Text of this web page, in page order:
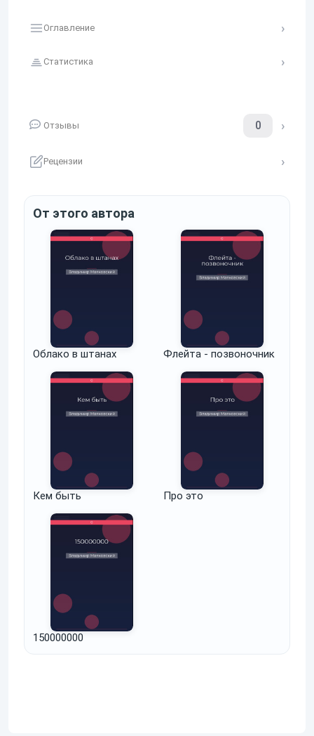
Оглавление
Статистика
Отзывы 0
Рецензии
От этого автора
Облако в штанах Флейта - позвоночник
Кем быть Про это
150000000